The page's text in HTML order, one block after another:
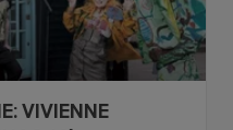
VIVIENNE